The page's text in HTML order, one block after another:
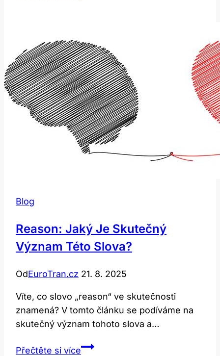
Toto
Slovo?
Anglicko-
Český
Slovník
Blog
Reason: Jaký Je Skutečný
Význam Této Slova?
OdEuroTran.cz 21. 8. 2025
Víte, co slovo „reason“ ve skutečnosti
znamená? V tomto článku se podíváme na
skutečný význam tohoto slova a…
Přečtěte si víceReason: